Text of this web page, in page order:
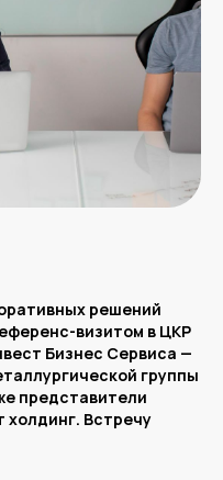
решений
визитом в ЦКР
Бизнес Сервиса —
группы
представители
холдинг. Встречу